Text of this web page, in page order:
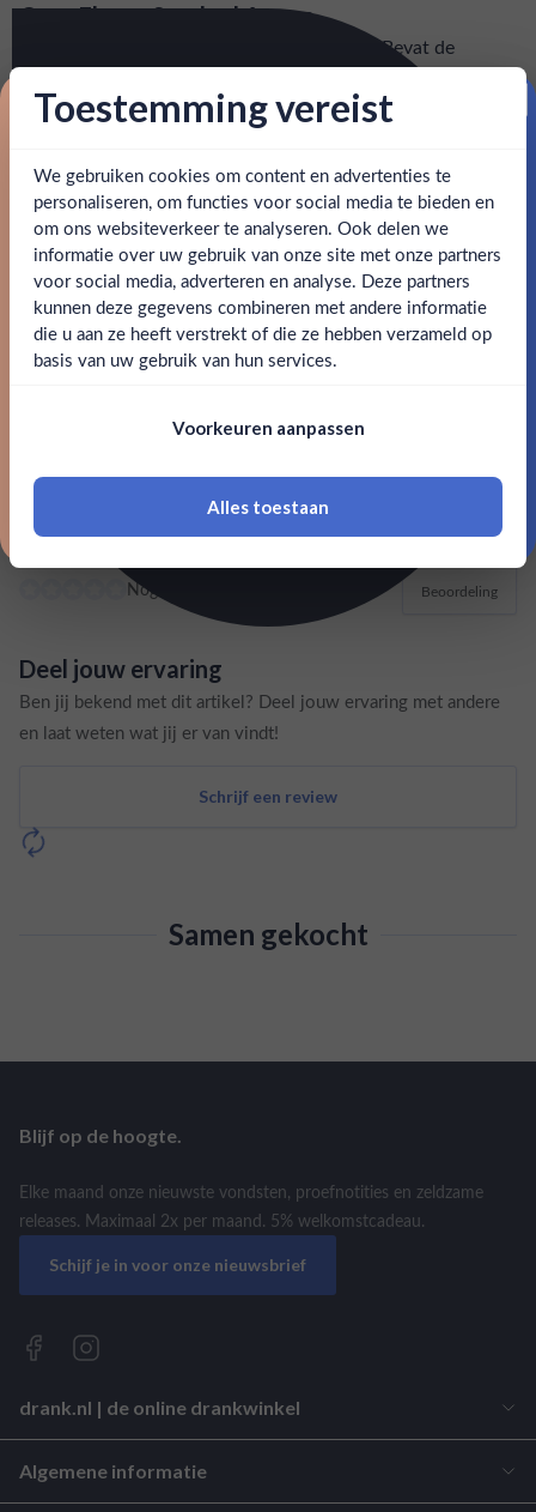
Ben jij 18 jaar of ouder?
Ja Nee
18 jaar of ouder zijn
: voor 15:00, morgen in huis (uitzondering bij
artikel vermeld)
Behulpzameen goed bereikbare klantenservice.
Over Fluere Smoked Agave
Rokerige en aardse non-alcoholische spirit. Bevat de
plantigere zoetheid van agave, verrijkt met een hint van
zwarte peper en gerookt hickoryhout. Perfect voor een
SPECIFICATIES
Merk Fluere
Inhoud 0,7L
Land van herkomst België
KLANTEN REVIEWS
Nog geen reviews Beoordeling
Deel jouw ervaring
Ben jij bekend met dit artikel? Deel jouw ervaring met andere
en laat weten wat jij er van vindt!
Schrijf een review
Samen gekocht
drank.nl | de online drankwinkel
Algemene informatie
Blijf op de hoogte.
Elke maand onze nieuwste vondsten, proefnotities en zeldzame
releases. Maximaal 2x per maand. 5% welkomstcadeau.
Schijf je in voor onze nieuwsbrief
Toestemming vereist
We gebruiken cookies om content en advertenties te
personaliseren, om functies voor social media te bieden en
om ons websiteverkeer te analyseren. Ook delen we
informatie over uw gebruik van onze site met onze partners
voor social media, adverteren en analyse. Deze partners
kunnen deze gegevens combineren met andere informatie
die u aan ze heeft verstrekt of die ze hebben verzameld op
basis van uw gebruik van hun services.
Voorkeuren aanpassen
Alles toestaan
Proost op je eerste korting!
Schrijf je in en ontvang direct 5% korting op je eerste
bestelling.
Email
Claim mijn korting